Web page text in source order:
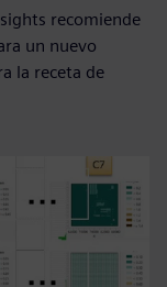
recomiende
un nuevo
la receta de